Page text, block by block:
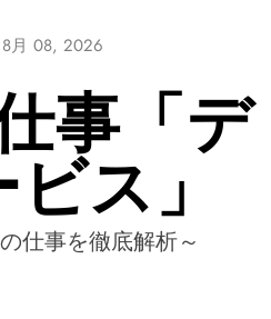
月 08, 2026
事「デ
ス」
仕事を徹底解析～